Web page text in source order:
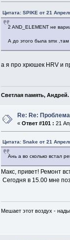
Цитата: SPIKE от 21
2 AND_ELEMENT не
А до этого была smx ,там
а я про хрюшек HRV и
Светлая память,
Re: Re:
« Ответ #101 : 21
Цитата: Snake от 21
Ань а во сколько встал
Макс, привет! Ремонт
Сегодня в 15.00 мне
Мешает этот воздух -